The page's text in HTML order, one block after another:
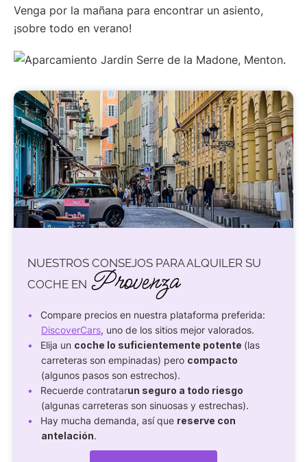
Venga por la mañana para encontrar un asiento,
¡sobre todo en verano!
NUESTROS CONSEJOS PARA ALQUILER SU
COCHE EN Provenza
Compare precios en nuestra plataforma preferida:
DiscoverCars, uno de los sitios mejor valorados.
Elija un coche lo suficientemente potente (las
carreteras son empinadas) pero compacto
(algunos pasos son estrechos).
Recuerde contratarun seguro a todo riesgo
(algunas carreteras son sinuosas y estrechas).
Hay mucha demanda, así que reserve con
antelación.